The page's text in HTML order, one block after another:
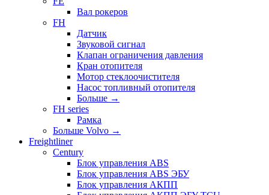
Вал рокеров
FH
Датчик
Звуковой сигнал
Клапан ограничения давления
Кран отопителя
Мотор стеклоочистителя
Насос топливный отопителя
Больше →
FH series
Рамка
Больше Volvo →
Freightliner
Century
Блок управления ABS
Блок управления ABS ЭБУ
Блок управления АКПП